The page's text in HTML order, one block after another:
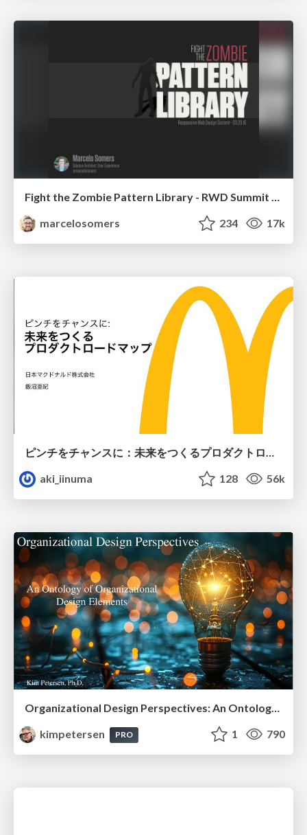
marcelosomers
234 17k
ピンチをチャンスに：未来をつくるプロダクトロードマップ #pmconf2020
aki_iinuma
128 56k
Organizational Design Perspectives: An Ontology of Organizational Design Elements
kimpetersen
PRO 1 790